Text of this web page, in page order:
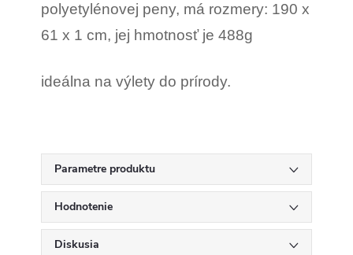
polyetylénovej peny, má rozmery: 190 x
61 x 1 cm, jej hmotnosť je 488g
ideálna na výlety do prírody.
Parametre produktu
Hodnotenie
Diskusia